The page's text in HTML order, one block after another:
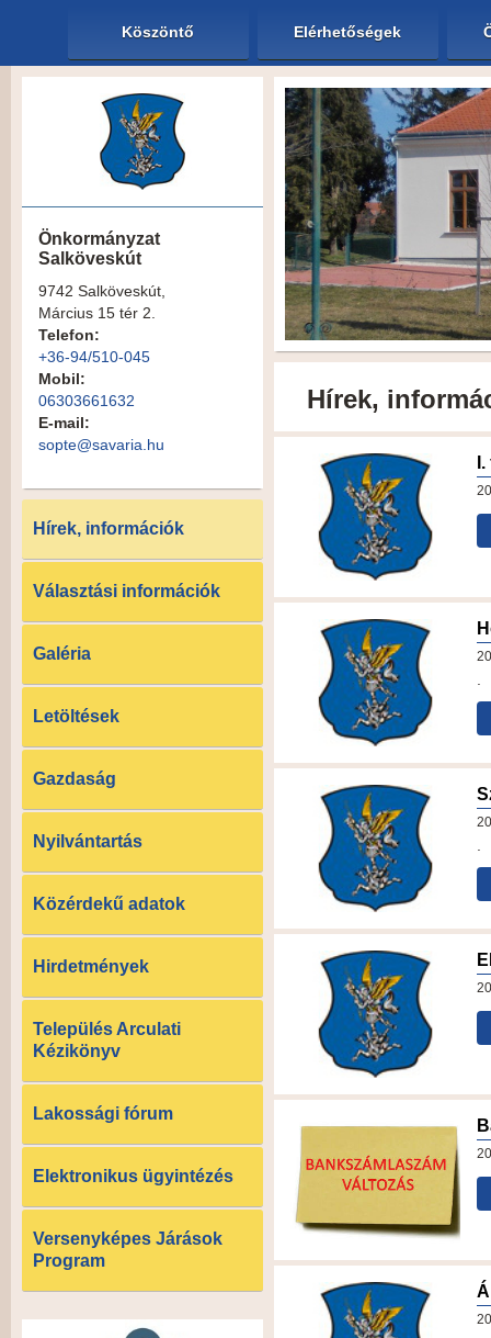
Köszöntő Elérhetőségek
Önkormányzat
Salköveskút
9742 Salköveskút,
Március 15 tér 2.
Telefon:
+36-94/510-045
Mobil:
06303661632
E-mail:
sopte@savaria.hu
Hírek, információk
Választási információk
Galéria
Letöltések
Gazdaság
Nyilvántartás
Közérdekű adatok
Hirdetmények
Település Arculati
Kézikönyv
Lakossági fórum
Elektronikus ügyintézés
Versenyképes Járások
Program
Hírek,